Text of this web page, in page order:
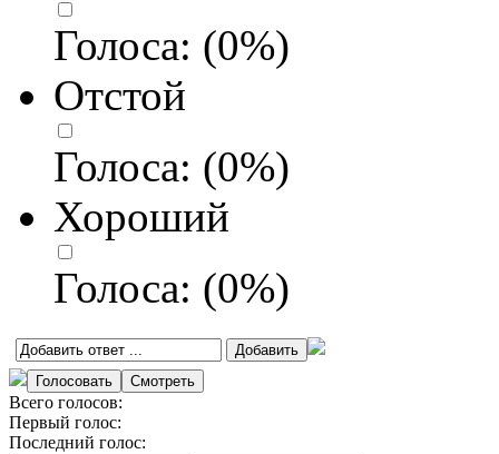
Голоса: (0%)
Отстой
Голоса: (0%)
Хороший
Голоса: (0%)
Всего голосов:
Первый голос:
Последний голос: